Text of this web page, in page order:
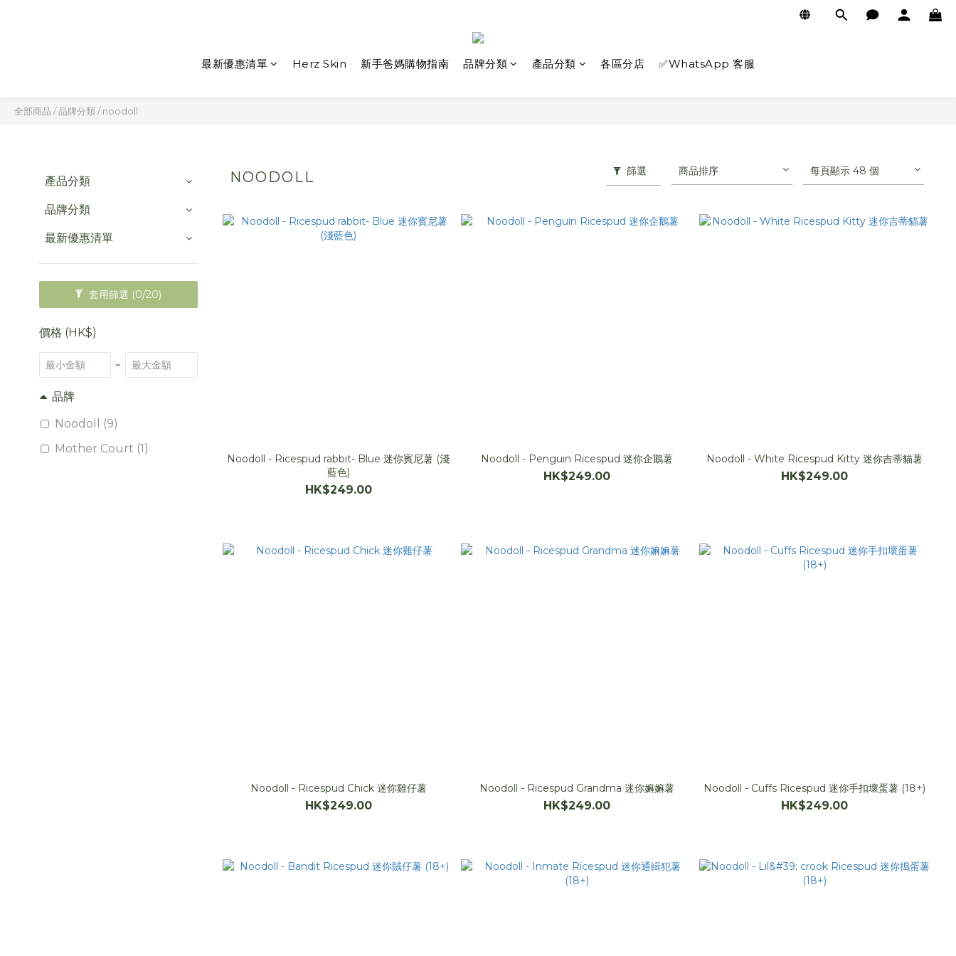
最新優惠清單 Herz Skin 新手爸媽購物指南 品牌分類 產品分類 各區分店 ✅WhatsApp 客服
全部商品 /品牌分類/noodoll
產品分類
品牌分類
最新優惠清單
套用篩選 (0/20)
價格 (HK$)
~
品牌
Noodoll (9)
Mother Court (1)
NOODOLL 篩選 商品排序 每頁顯示 48 個
Noodoll - Ricespud rabbit- Blue 迷你賓尼薯 (淺
藍色)
HK$249.00
Noodoll - Penguin Ricespud 迷你企鵝薯
HK$249.00
Noodoll - White Ricespud Kitty 迷你吉蒂貓薯
HK$249.00
Noodoll - Ricespud Chick 迷你雞仔薯
HK$249.00
Noodoll - Ricespud Grandma 迷你嫲嫲薯
HK$249.00
Noodoll - Cuffs Ricespud 迷你手扣壞蛋薯 (18+)
HK$249.00